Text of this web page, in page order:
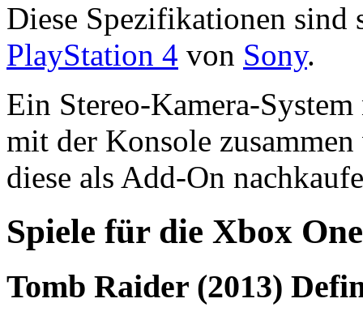
Diese Spezifikationen sind
PlayStation 4 von Sony.
Ein Stereo-Kamera-
mit der Konsole
diese als Add-On
Spiele für die Xbox One
Tomb Raider (2013)